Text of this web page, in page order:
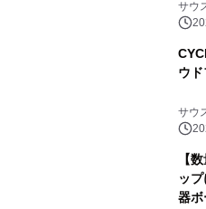
3月
サウ
ウ
サウ
【
ッ
器ボ